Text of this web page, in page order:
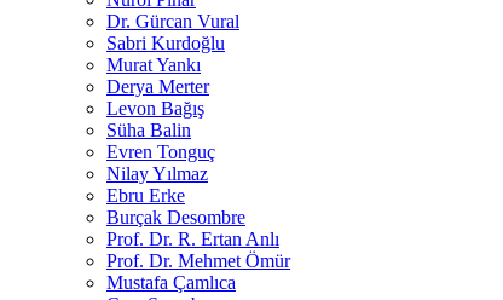
Dr. Gürcan Vural
Sabri Kurdoğlu
Murat Yankı
Derya Merter
Levon Bağış
Süha Balin
Evren Tonguç
Nilay Yılmaz
Ebru Erke
Burçak Desombre
Prof. Dr. R. Ertan Anlı
Prof. Dr. Mehmet Ömür
Mustafa Çamlıca